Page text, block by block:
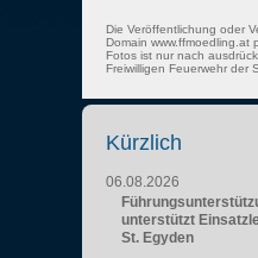
Die Veröffentlichung oder
Domain www.ffmoedling.at
Fotos ist nur nach
Freiwilligen Feuerwehr der
Kürzlich
06.08.2026
unterstützt
St. Egyden